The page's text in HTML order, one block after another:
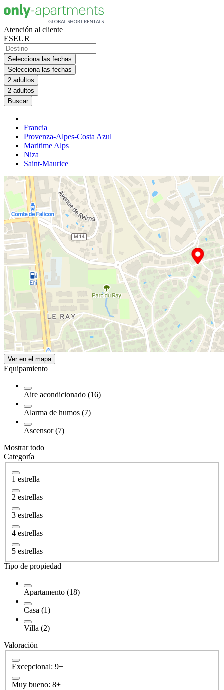
Atención al cliente
ESEUR
Selecciona las fechas
Selecciona las fechas
2 adultos
2 adultos
Buscar
Francia
Provenza-Alpes-Costa Azul
Maritime Alps
Niza
Saint-Maurice
Ver en el mapa
Equipamiento
Aire acondicionado (16)
Alarma de humos (7)
Ascensor (7)
Mostrar todo
Categoría
1 estrella
2 estrellas
3 estrellas
4 estrellas
5 estrellas
Tipo de propiedad
Apartamento (18)
Casa (1)
Villa (2)
Valoración
Excepcional: 9+
Muy bueno: 8+